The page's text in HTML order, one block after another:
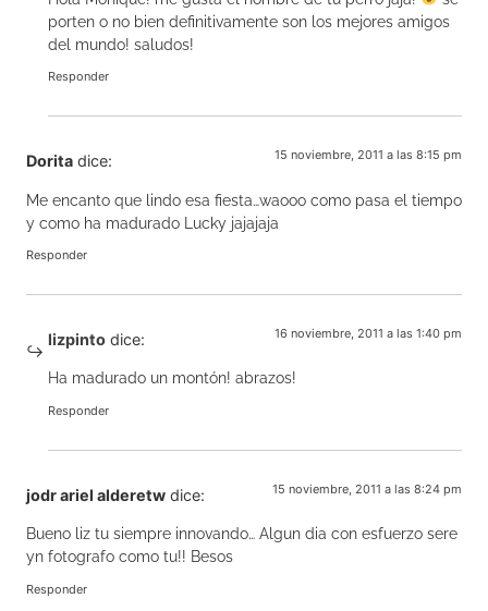
porten o no bien definitivamente son los mejores amigos
del mundo! saludos!
Responder
Dorita dice: 15 noviembre, 2011 a las 8:15 pm
Me encanto que lindo esa fiesta…waooo como pasa el tiempo
y como ha madurado Lucky jajajaja
Responder
lizpinto dice: 16 noviembre, 2011 a las 1:40 pm
Ha madurado un montón! abrazos!
Responder
jodr ariel alderetw dice: 15 noviembre, 2011 a las 8:24 pm
Bueno liz tu siempre innovando… Algun dia con esfuerzo sere
yn fotografo como tu!! Besos
Responder